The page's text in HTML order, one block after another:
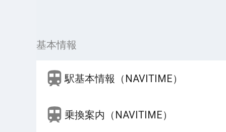
基本情報
駅基本情報（NAVITIME）
乗換案内（NAVITIME）